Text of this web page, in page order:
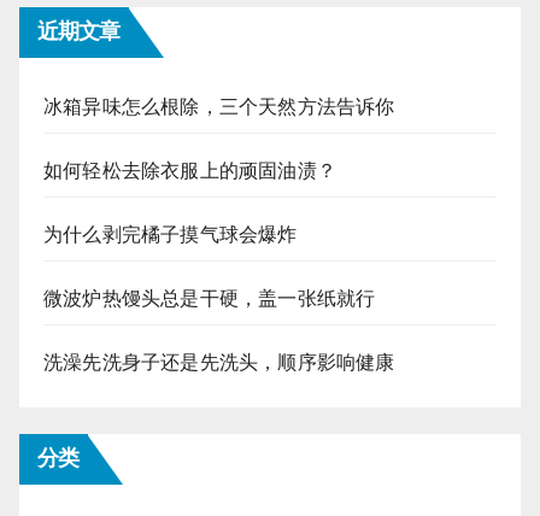
近期文章
冰箱异味怎么根除，三个天然方法告诉你
如何轻松去除衣服上的顽固油渍？
为什么剥完橘子摸气球会爆炸
微波炉热馒头总是干硬，盖一张纸就行
洗澡先洗身子还是先洗头，顺序影响健康
分类